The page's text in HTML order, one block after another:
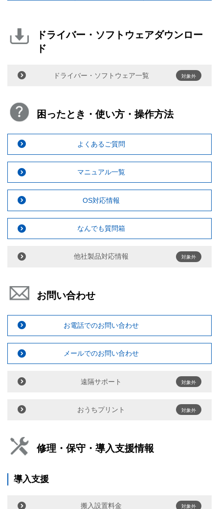
ドライバー・ソフトウェアダウンロー
ド
ドライバー・ソフトウェア一覧 対象外
困ったとき・使い方・操作方法
よくあるご質問
マニュアル一覧
OS対応情報
なんでも質問箱
他社製品対応情報 対象外
お問い合わせ
お電話でのお問い合わせ
メールでのお問い合わせ
遠隔サポート 対象外
おうちプリント 対象外
修理・保守・導入支援情報
導入支援
搬入設置料金 対象外